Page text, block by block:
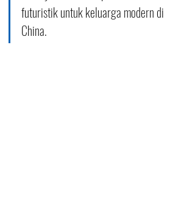
futuristik untuk keluarga modern di
China.